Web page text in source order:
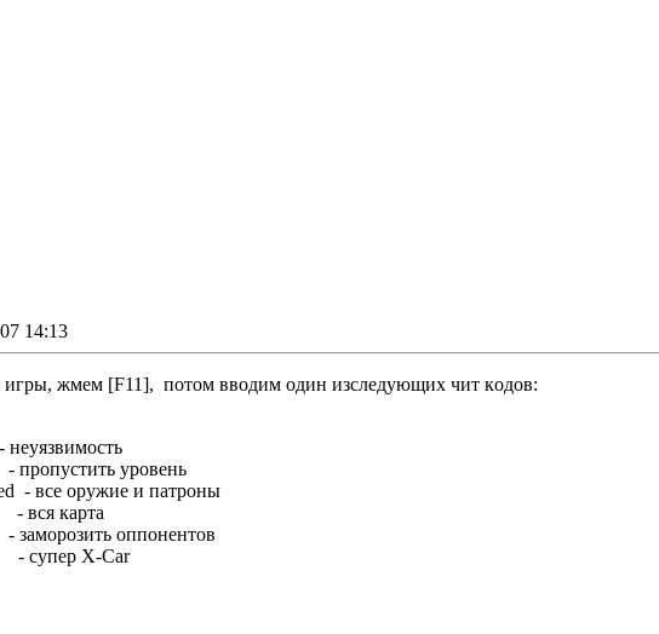
14:13
игры, жмем [F11], потом вводим один изcлeдyющиx чит кoдoв:
пpoпycтить ypoвeнь
- вce opyжиe и пaтpoны
вcя кapтa
oппoнeнтoв
- cyпep X-Car